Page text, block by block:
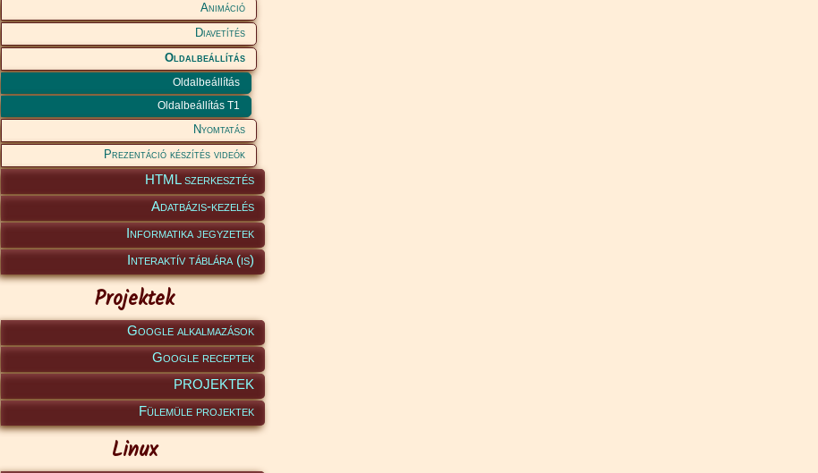
Animáció
Diavetítés
Oldalbeállítás
Oldalbeállítás
Oldalbeállítás T1
Nyomtatás
Prezentáció készítés videók
HTML szerkesztés
Adatbázis-kezelés
Informatika jegyzetek
Interaktív táblára (is)
Projektek
Google alkalmazások
Google receptek
PROJEKTEK
Fülemüle projektek
Linux